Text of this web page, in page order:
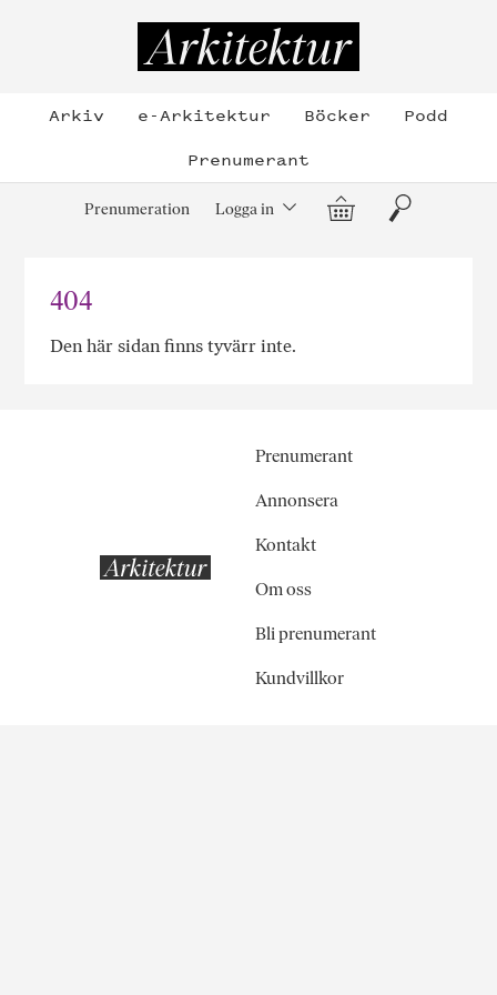
Arkiv e-Arkitektur Böcker
Podd
Prenumerant
Prenumeration Logga in Varukorg
Sök
404
Den här sidan finns tyvärr inte.
Prenumerant
Annonsera
Kontakt
Om oss
Bli prenumerant
Kundvillkor